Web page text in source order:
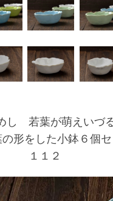
し 若葉が萌えいづ
形をした小鉢６個セ
１１２